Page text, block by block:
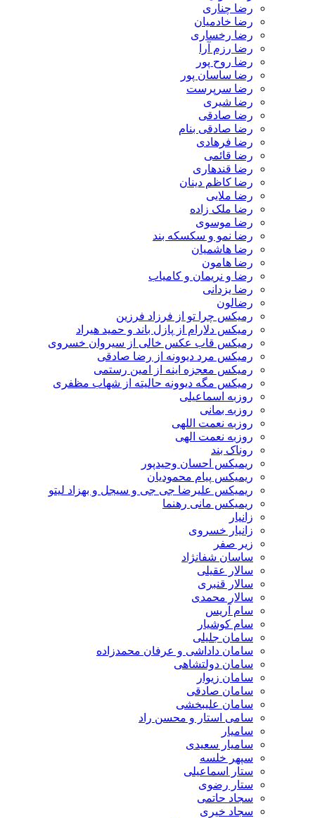
رضا چناری
رضا خادمیان
رضا رخساری
رضا رزم آرا
رضا روح پور
رضا ساسان پور
رضا سرپرست
رضا شیری
رضا صادقی
رضا صادقی بنام
رضا فرهادی
رضا قائمی
رضا قندهاری
رضا کاظم دینان
رضا ملایی
رضا ملک زاده
رضا موسوی
رضا نمو و سکسکه بند
رضا هاشمیان
رضا هامون
رضا و نریمان و کامیاب
رضا یزدانی
رضالون
رمیکس چرا تو از فرزاد فرزین
رمیکس دلارام از پازل باند و حمید هیراد
رمیکس قاب عکس خالی از سیروان خسروی
رمیکس مرد دیوونه از رضا صادقی
رمیکس معجزه اینه از امین رستمی
رمیکس مگه دیوونه حالیته از شهاب مظفری
روزبه اسماعیلی
روزبه بمانی
روزبه نعمت اللهی
روزبه نعمت الهی
روناک بند
ریمیکس احسان وحیدپور
ریمیکس پیام محمودیان
ریمیکس علیرضا جی جی و سیجل و بهزاد لیتو
ریمیکس مانی رهنما
زانیار
زانیار خسروی
زیر صفر
ساسان شفانژاد
سالار عقیلی
سالار قنبری
سالار محمدی
سام آریس
سام کوشیار
سامان جلیلی
سامان داداشی و عرفان محمدزاده
سامان دولتشاهی
سامان زیوار
سامان صادقی
سامان علیبخشی
سامی استار و محسن راد
سامیار
سامیار سعیدی
سپهر خلسه
ستار اسماعیلی
ستار رضوی
سجاد حاتمی
سجاد خیری